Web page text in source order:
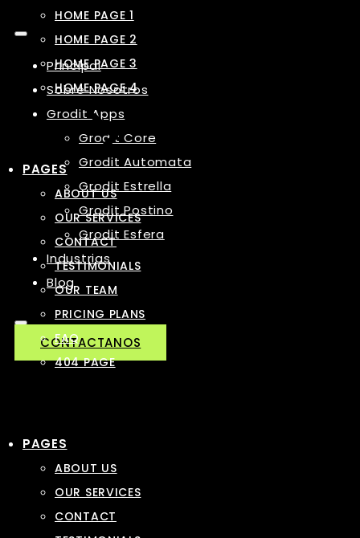
Principal
Sobre Nosotros
Grodit Apps
Grodit Core
Grodit Automata
Grodit Estrella
Grodit Postino
Grodit Esfera
Industrias
Blog
CONTACTANOS
HOME PAGE 1
HOME PAGE 2
HOME PAGE 3
HOME PAGE 4
PAGES
ABOUT US
OUR SERVICES
CONTACT
TESTIMONIALS
OUR TEAM
PRICING PLANS
FAQ
404 PAGE
PAGES
ABOUT US
OUR SERVICES
CONTACT